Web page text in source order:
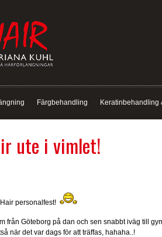
Färgbehandling Keratinbehandling
ute i vimlet!
personalfest!
från Göteborg på dan och sen snabbt iväg till
när det var dags för att träffas, hahaha..!